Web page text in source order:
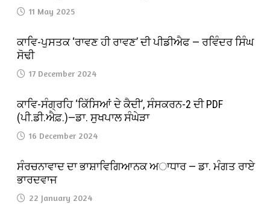
11 May 2025
ਕਾਵਿ-ਪੁਸਤਕ ‘ਰਾਵਣ ਹੀ ਰਾਵਣ’ ਦੀ ਪੀਡੀਐਫ — ਰਵਿੰਦਰ ਸਿੰਘ
ਸੋਢੀ
17 December 2024
ਕਾਵਿ-ਸੰਗ੍ਰਹਿ ‘ਕਿੱਸਿਆਂ ਦੇ ਕੈਦੀ’, ਸੰਸਕਰਨ-2 ਦੀ PDF
(ਪੀ.ਡੀ.ਐਫ਼.)—ਡਾ. ਸੁਖਪਾਲ ਸੰਘੇੜਾ
16 December 2024
ਸੰਰਚਨਾਵਾਦ ਦਾ ਭਾਸ਼ਾਵਿਗਿਆਨਕ ਅਾਧਾਰ — ਡਾ. ਮੰਗਤ ਰਾਏ
ਭਾਰਦਵਾਜ
22 January 2024